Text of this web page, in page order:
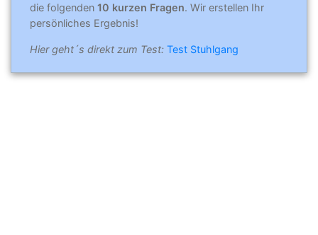
die folgenden 10 kurzen Fragen. Wir erstellen Ihr
persönliches Ergebnis!
Hier geht´s direkt zum Test: Test Stuhlgang